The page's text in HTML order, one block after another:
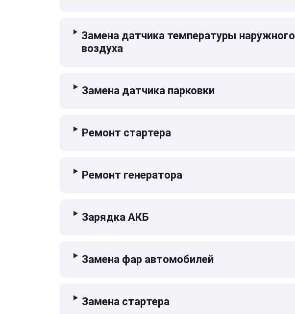
Замена датчика температуры наружного
воздуха
Замена датчика парковки
Ремонт стартера
Ремонт генератора
Зарядка АКБ
Замена фар автомобилей
Замена стартера